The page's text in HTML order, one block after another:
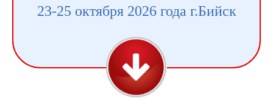
23-25 октября 2026 года г.Бийск